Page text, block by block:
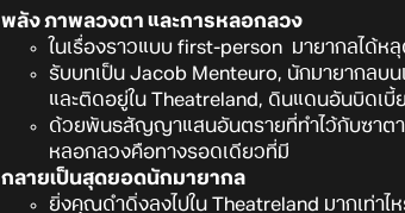
พลัง ภาพลวงตา และการหลอกลวง
ในเรื่องราวแบบ first-person มายากลได้ห
รับบทเป็น Jacob Menteuro, นักมายากลบ
และติดอยู่ใน Theatreland, ดินแดนอันบิดเบี้
ด้วยพันธสัญญาแสนอันตรายที่ทำไว้กับซาตา
หลอกลวงคือทางรอดเดียวที่มี
กลายเป็นสุดยอดนักมายากล
ยิ่งคุณดำดิ่งลงไปใน Theatreland มากเท่า